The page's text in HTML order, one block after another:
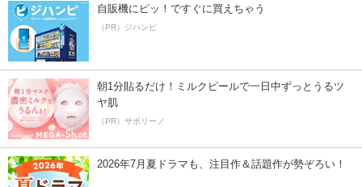
自販機にピッ！ですぐに買えちゃう
（PR）ジハンピ
朝1分貼るだけ！ミルクピールで一日中ずっとうるツ
ヤ肌
（PR）サボリーノ
2026年7月夏ドラマも、注目作＆話題作が勢ぞろい！